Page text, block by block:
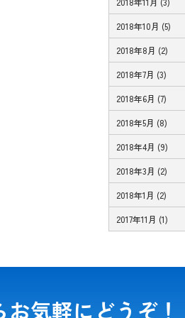
2018年10月 (5)
2018年8月 (2)
2018年7月 (3)
2018年6月 (7)
2018年5月 (8)
2018年4月 (9)
2018年3月 (2)
2018年1月 (2)
2017年11月 (1)
気軽にどうぞ！